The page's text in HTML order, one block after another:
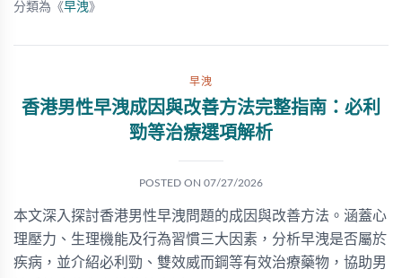
分類為《早洩》
早洩
香港男性早洩成因與改善方法完整指南：必利
勁等治療選項解析
POSTED ON 07/27/2026
本文深入探討香港男性早洩問題的成因與改善方法。涵蓋心
理壓力、生理機能及行為習慣三大因素，分析早洩是否屬於
疾病，並介紹必利勁、雙效威而鋼等有效治療藥物，協助男